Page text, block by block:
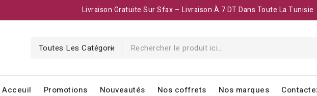
Livraison Gratuite Sur Sfax – Livraison À 7 DT Dans Toute La Tunisie
Acceuil Promotions Nouveautés Nos coffrets Nos marques